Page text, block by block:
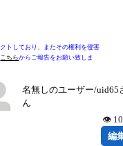
トしており、またその権利を侵害
こちらからご報告をお願い致しま
名無しのユーザー/uid65
ん
👁
編